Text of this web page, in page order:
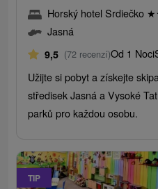
Horský hotel Srdiečko ★
Jasná
9,5 (72 recenzí)Od 1 Noci
Užijte si pobyt a získejte
středisek Jasná a Vysoké
parků pro každou osobu.
TIP